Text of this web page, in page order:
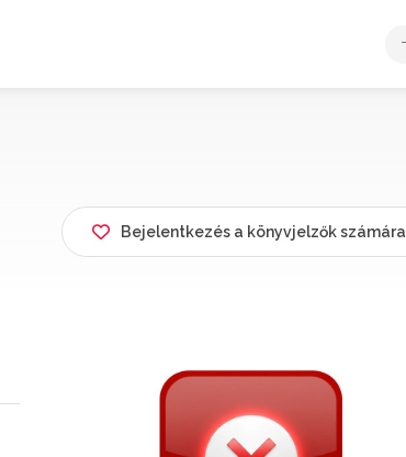
Bejelentkezés a könyvjelzők számára